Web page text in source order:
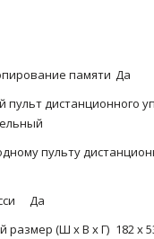
памяти Да
пульт дистанционного
пульту
Да
размер (Ш x В x Г) 182 х